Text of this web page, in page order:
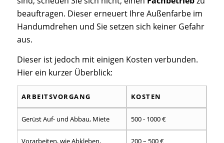
beauftragen. Dieser erneuert Ihre Außenfarbe im
Handumdrehen und Sie setzen sich keiner Gefahr
aus.
Dieser ist jedoch mit einigen Kosten verbunden.
Hier ein kurzer Überblick:
ARBEITSVORGANG
KOSTEN
ARBEITSVORGANG
Gerüst Auf- und Abbau, Miete 500 - 1000 €
Vorarbeiten, wie Abkleben,
200 – 500 €